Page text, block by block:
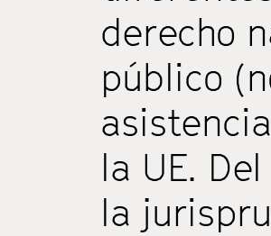
derecho
público
la UE.
la